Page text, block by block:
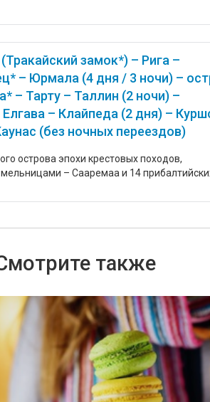
замок*) – Рига –
– Юрмала (4 дня / 3 ночи) –
– Тарту – Таллин (2 ночи) –
– Клайпеда (2 дня) –
(без ночных переездов)
острова эпохи крестовых походов,
– Сааремаа и 14
также